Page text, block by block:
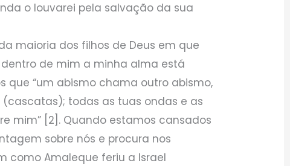
o louvarei pela salvação da sua
maioria dos filhos de Deus em que
dentro de mim a minha alma está
que “um abismo chama outro abismo,
todas as tuas ondas e as
mim” [2]. Quando estamos cansados
sobre nós e procura nos
como Amaleque feriu a Israel